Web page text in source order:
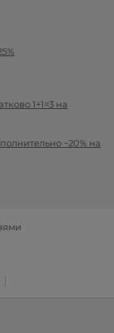
1+1=3 на
−20% на